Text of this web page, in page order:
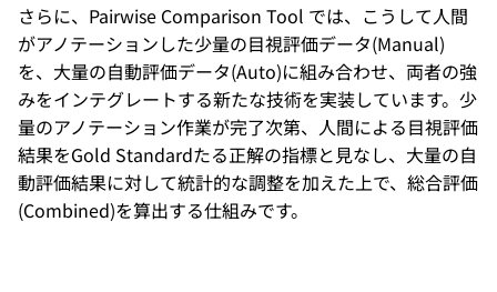
さらに、Pairwise Comparison Tool では、こうして人間
がアノテーションした少量の目視評価データ(Manual)
を、大量の自動評価データ(Auto)に組み合わせ、両者の強
みをインテグレートする新たな技術を実装しています。少
量のアノテーション作業が完了次第、人間による目視評価
結果をGold Standardたる正解の指標と見なし、大量の自
動評価結果に対して統計的な調整を加えた上で、総合評価
(Combined)を算出する仕組みです。